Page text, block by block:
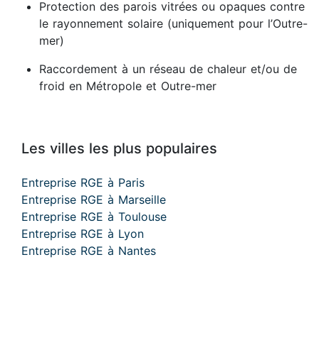
Protection des parois vitrées ou opaques contre
le rayonnement solaire (uniquement pour l’Outre-
mer)
Raccordement à un réseau de chaleur et/ou de
froid en Métropole et Outre-mer
Les villes les plus populaires
Entreprise RGE à Paris
Entreprise RGE à Marseille
Entreprise RGE à Toulouse
Entreprise RGE à Lyon
Entreprise RGE à Nantes